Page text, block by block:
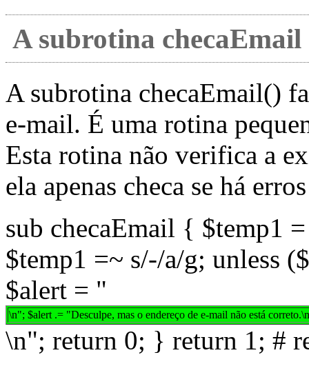
A subrotina checaEmail
A subrotina checaEmail()
e-mail. É uma rotina
Esta rotina não verifica a
ela apenas checa se há
sub checaEmail { $temp1
$temp1 =~ s/-/a/g; unless
$alert = "
\n"; $alert .= "Desculpe, mas o endereço de e-mail não está
\n"; return 0; } return 1; #